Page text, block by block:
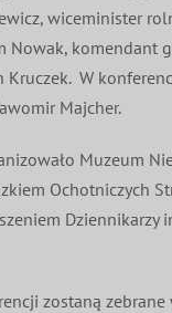
wiceminister
Nowak, komendant
Kruczek. W
Majcher.
Muzeum
Ochotniczych
Dziennikarzy
zostaną zebrane